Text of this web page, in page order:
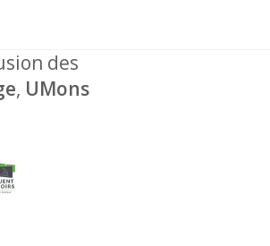
des
, UMons